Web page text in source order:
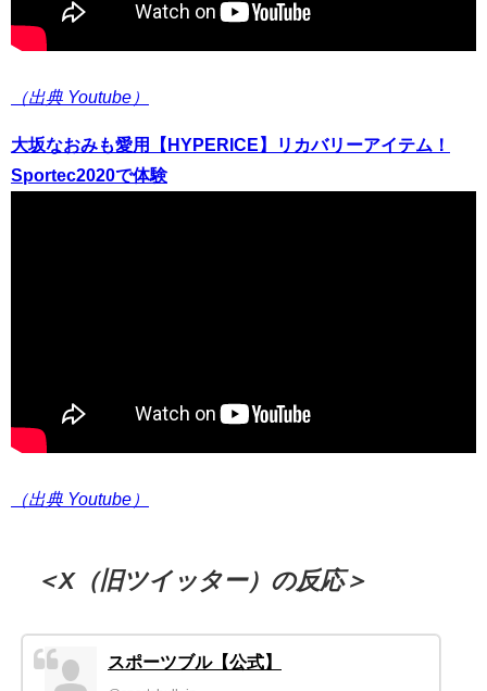
（出典 Youtube）
大坂なおみも愛用【HYPERICE】リカバリーアイテム！
Sportec2020で体験
（出典 Youtube）
＜X（旧ツイッター）の反応＞
スポーツブル【公式】